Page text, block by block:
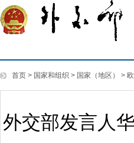
首页 > 国家和组织 > 国家（地区） >
外交部发言人